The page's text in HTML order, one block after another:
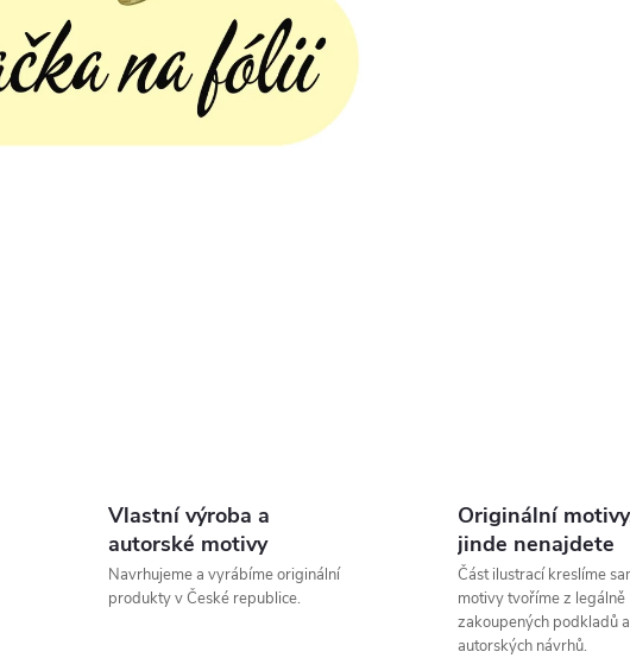
Vlastní výroba a
autorské motivy
Navrhujeme a vyrábíme originální
produkty v České republice.
Originální
jinde nenajdete
Část ilustrací kreslíme
motivy tvoříme z legálně
zakoupených podkladů a
autorských návrhů.